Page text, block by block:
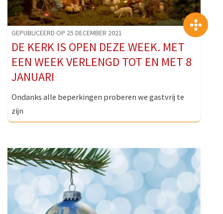
GEPUBLICEERD OP 25 DECEMBER 2021
DE KERK IS OPEN DEZE WEEK. MET
EEN WEEK VERLENGD TOT EN MET 8
JANUARI
Ondanks alle beperkingen proberen we gastvrij te
zijn